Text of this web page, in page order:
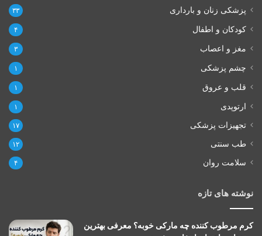
پزشکی زنان و بارداری ۳۳
کودکان و اطفال ۴
مغز و اعصاب ۳
چشم پزشکی ۱
قلب و عروق ۱
ارتوپدی ۱
تجهیزات پزشکی ۱۷
طب سنتی ۱۲
سلامت روان ۴
نوشته های تازه
کرم مرطوب کننده چه مارکی خوبه؟ معرفی بهترین